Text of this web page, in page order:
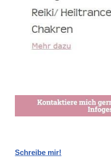
Schreibe mir!